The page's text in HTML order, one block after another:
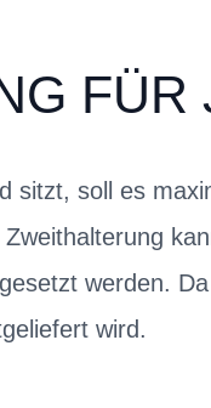
sitzt, soll es
werden.
wird.